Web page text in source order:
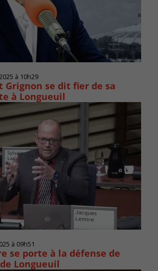
à 10h29
Grignon se dit fier de sa
à Longueuil
à 09h51
se porte à la défense de
Longueuil